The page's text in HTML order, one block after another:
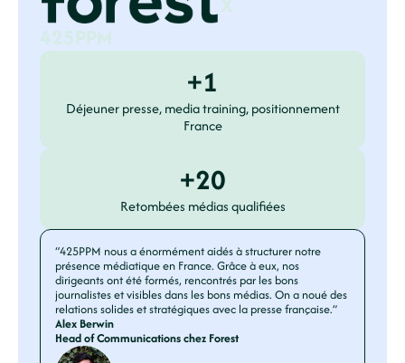
425PPM
+1
Déjeuner presse, media training, positionnement
France
+20
Retombées médias qualifiées
“425PPM nous a énormément aidés à structurer notre
présence médiatique en France. Grâce à eux, nos
dirigeants ont été formés, rencontrés par les bons
journalistes et visibles dans les bons médias. On a noué des
relations solides et stratégiques avec la presse française.”
Alex Berwin
Head of Communications chez Forest